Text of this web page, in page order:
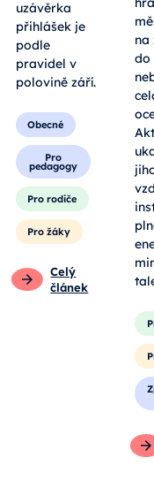
uzávěrka
přihlášek je
podle
pravidel v
polovině září.
Obecné
Pro
pedagogy
Pro rodiče
Pro žáky
Celý
článek
na
do